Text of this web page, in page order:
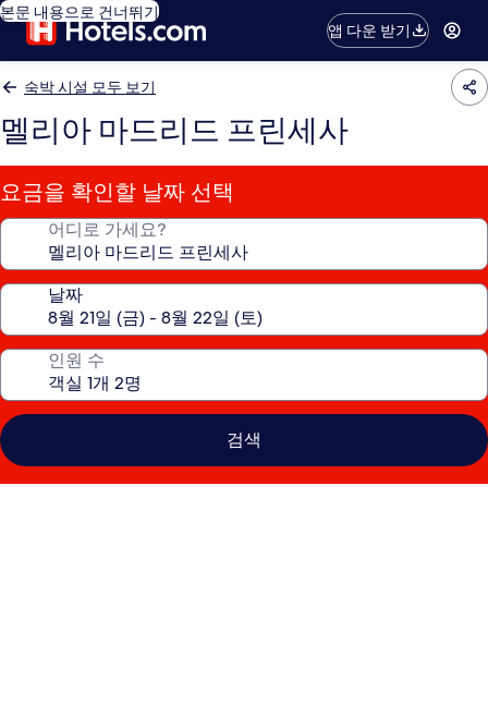
본문 내용으로 건너뛰기
앱 다운 받기
숙박 시설 모두 보기
멜리아 마드리드 프린세사
요금을 확인할 날짜 선택
어디로 가세요?
날짜
인원 수
검색